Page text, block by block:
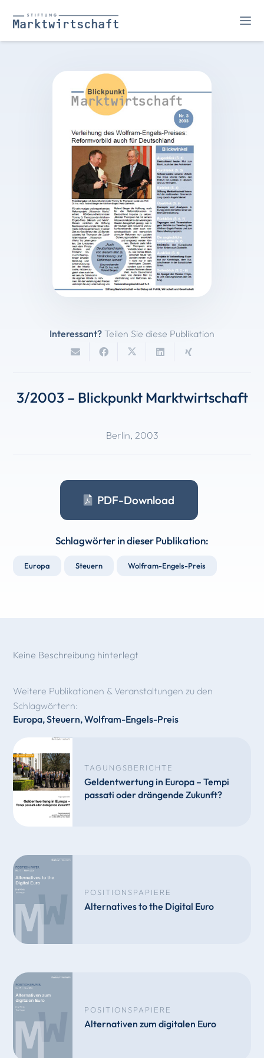
Interessant? Teilen Sie diese Publikation
3/2003 – Blickpunkt Marktwirtschaft
Berlin, 2003
PDF-Download
Schlagwörter in dieser Publikation:
Europa Steuern Wolfram-Engels-Preis
Keine Beschreibung hinterlegt
Weitere Publikationen & Veranstaltungen zu den
Schlagwörtern:
Europa,Steuern,Wolfram-Engels-Preis
TAGUNGSBERICHTE
Geldentwertung in Europa – Tempi
passati oder drängende Zukunft?
POSITIONSPAPIERE
Alternatives to the Digital Euro
POSITIONSPAPIERE
Alternativen zum digitalen Euro